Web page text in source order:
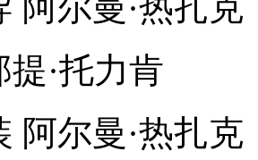
·托力肯
阿尔曼·热扎克